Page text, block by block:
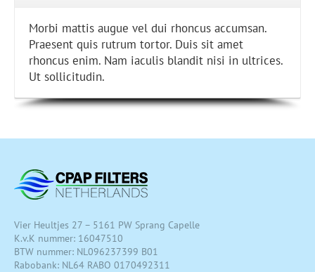
Morbi mattis augue vel dui rhoncus accumsan.
Praesent quis rutrum tortor. Duis sit amet
rhoncus enim. Nam iaculis blandit nisi in ultrices.
Ut sollicitudin.
Vier Heultjes 27 – 5161 PW Sprang Capelle
K.v.K nummer: 16047510
BTW nummer: NL096237399 B01
Rabobank: NL64 RABO 0170492311